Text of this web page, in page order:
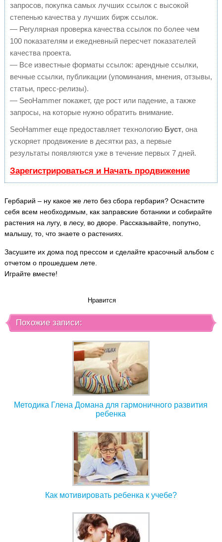
запросов, покупка самых лучших ссылок с высокой
степенью качества у лучших бирж ссылок.
— Регулярная проверка качества ссылок по более чем
100 показателям и ежедневный пересчет показателей
качества проекта.
— Все известные форматы ссылок: арендные ссылки,
вечные ссылки, публикации (упоминания, мнения, отзывы,
статьи, пресс-релизы).
— SeoHammer покажет, где рост или падение, а также
запросы, на которые нужно обратить внимание.
SeoHammer еще предоставляет технологию Буст, она
ускоряет продвижение в десятки раз, а первые
результаты появляются уже в течение первых 7 дней.
Зарегистрироваться и Начать продвижение
Гербарий – ну какое же лето без сбора гербария? Оснастите
себя всем необходимым, как заправские ботаники и собирайте
растения на лугу, в лесу, во дворе. Рассказывайте, попутно,
малышу, то, что знаете о растениях.
Засушите их дома под прессом и сделайте красочный альбом с
отчетом о прошедшем лете.
Играйте вместе!
Нравится
Похожие записи:
Методика Глена Домана для гармоничного развития
ребенка
Как мотивировать ребенка к учебе?